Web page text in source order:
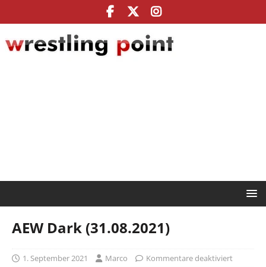
AEW Dark (31.08.2021)
1. September 2021 Marco Kommentare deaktiviert